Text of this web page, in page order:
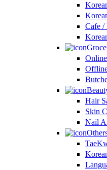
Cafe /
Hair
Skin
Nail